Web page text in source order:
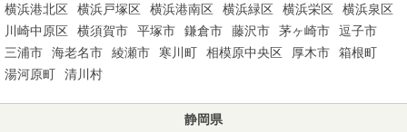
横浜港北区
横浜戸塚区 横浜港南区 横浜緑区 横浜栄区
横浜泉区
川崎中原区
横須賀市 平塚市 鎌倉市 藤沢市 茅ヶ崎市
逗子市
三浦市
海老名市 綾瀬市 寒川町 相模原中央区 厚木市
箱根町
湯河原町
清川村
静岡県